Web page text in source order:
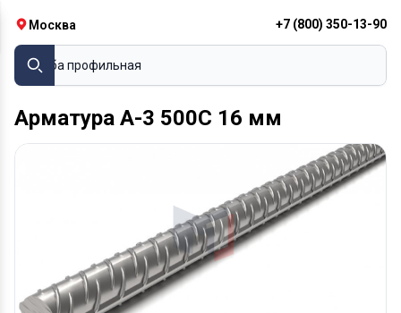
Москва +7 (800) 350-13-90
Труба профильная
Арматура А-3 500С 16 мм